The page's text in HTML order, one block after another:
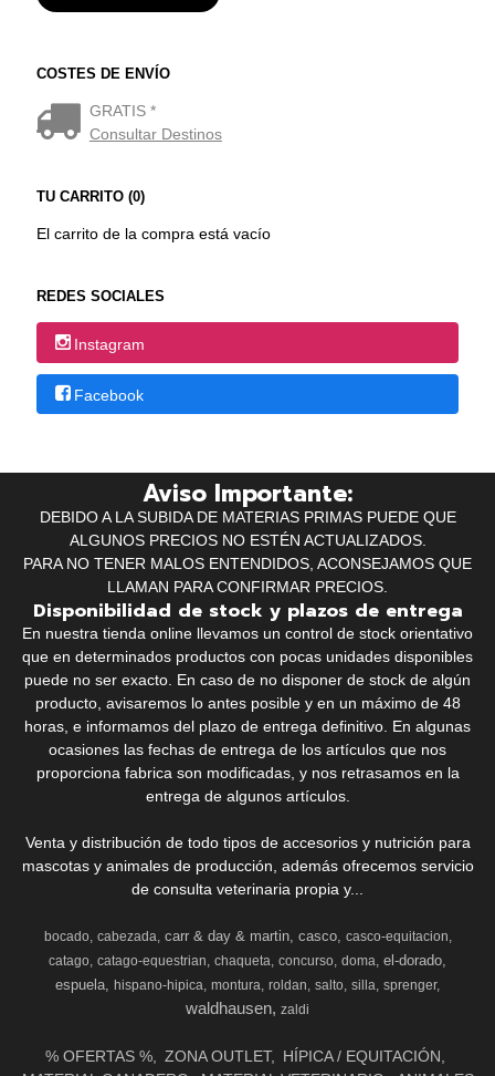
COSTES DE ENVÍO
GRATIS *
Consultar Destinos
TU CARRITO (0)
El carrito de la compra está vacío
REDES SOCIALES
Instagram
Facebook
Aviso Importante:
DEBIDO A LA SUBIDA DE MATERIAS PRIMAS PUEDE QUE
ALGUNOS PRECIOS NO ESTÉN ACTUALIZADOS.
PARA NO TENER MALOS ENTENDIDOS, ACONSEJAMOS QUE
LLAMAN PARA CONFIRMAR PRECIOS.
Disponibilidad de stock y plazos de entrega
En nuestra tienda online llevamos un control de stock orientativo
que en determinados productos con pocas unidades disponibles
puede no ser exacto. En caso de no disponer de stock de algún
producto, avisaremos lo antes posible y en un máximo de 48
horas, e informamos del plazo de entrega definitivo. En algunas
ocasiones las fechas de entrega de los artículos que nos
proporciona fabrica son modificadas, y nos retrasamos en la
entrega de algunos artículos.
Venta y distribución de todo tipos de accesorios y nutrición para
mascotas y animales de producción, además ofrecemos servicio
de consulta veterinaria propia y...
bocado cabezada carr & day & martin casco
casco-equitacion
catago catago-equestrian chaqueta concurso doma el-dorado
espuela hispano-hipica montura roldan salto silla sprenger
waldhausen zaldi
% OFERTAS % ZONA OUTLET
HÍPICA / EQUITACIÓN